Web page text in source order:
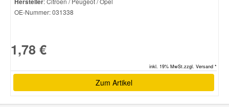
OE-Nummer:031338
1,78 €
inkl. 19% MwSt.zzgl. Versand *
Zum Artikel